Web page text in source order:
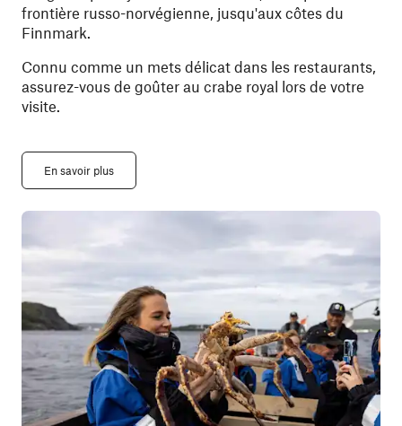
frontière russo-norvégienne, jusqu'aux côtes du
Finnmark.
Connu comme un mets délicat dans les restaurants,
assurez-vous de goûter au crabe royal lors de votre
visite.
En savoir plus